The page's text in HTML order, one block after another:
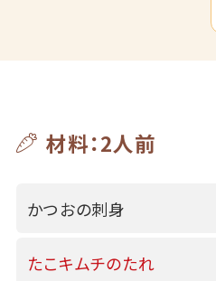
材料：2人前
かつおの刺身
たこキムチのたれ